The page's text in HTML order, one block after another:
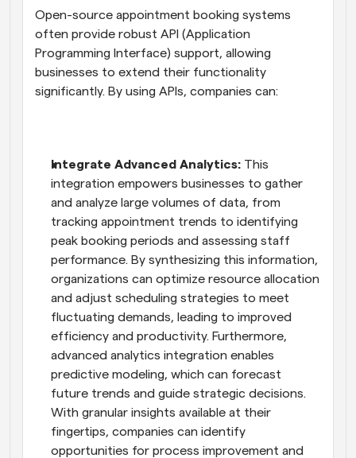
Open-source appointment booking systems
often provide robust API (Application
Programming Interface) support, allowing
businesses to extend their functionality
significantly. By using APIs, companies can:
Integrate Advanced Analytics: This
integration empowers businesses to gather
and analyze large volumes of data, from
tracking appointment trends to identifying
peak booking periods and assessing staff
performance. By synthesizing this information,
organizations can optimize resource allocation
and adjust scheduling strategies to meet
fluctuating demands, leading to improved
efficiency and productivity. Furthermore,
advanced analytics integration enables
predictive modeling, which can forecast
future trends and guide strategic decisions.
With granular insights available at their
fingertips, companies can identify
opportunities for process improvement and